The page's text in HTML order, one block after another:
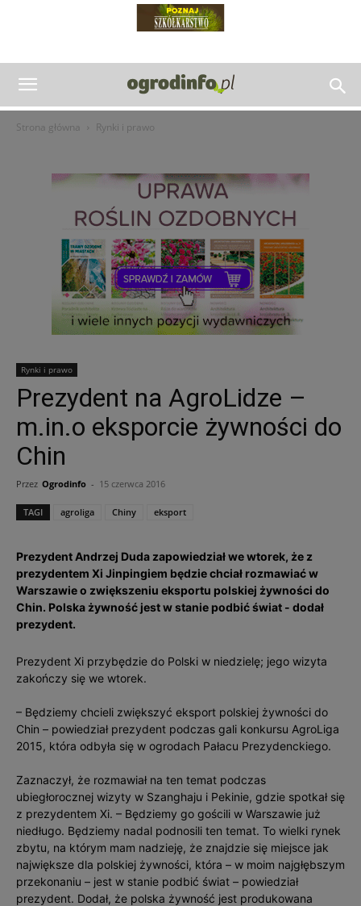
Strona główna Rynki i prawo
Rynki i prawo
Prezydent na AgroLidze –
m.in.o eksporcie żywności do
Chin
Przez Ogrodinfo - 15 czerwca 2016
TAGI agroliga Chiny eksport
Prezydent Andrzej Duda zapowiedział we wtorek, że z
prezydentem Xi Jinpingiem będzie chciał rozmawiać w
Warszawie o zwiększeniu eksportu polskiej żywności do
Chin. Polska żywność jest w stanie podbić świat - dodał
prezydent.
Prezydent Xi przybędzie do Polski w niedzielę; jego wizyta
zakończy się we wtorek.
– Będziemy chcieli zwiększyć eksport polskiej żywności do
Chin – powiedział prezydent podczas gali konkursu AgroLiga
2015, która odbyła się w ogrodach Pałacu Prezydenckiego.
Zaznaczył, że rozmawiał na ten temat podczas
ubiegłorocznej wizyty w Szanghaju i Pekinie, gdzie spotkał się
z prezydentem Xi. – Będziemy go gościli w Warszawie już
niedługo. Będziemy nadal podnosili ten temat. To wielki rynek
zbytu, na którym mam nadzieję, że znajdzie się miejsce jak
największe dla polskiej żywności, która – w moim najgłębszym
przekonaniu – jest w stanie podbić świat – powiedział
prezydent. Dodał, że polska żywność jest produkowana